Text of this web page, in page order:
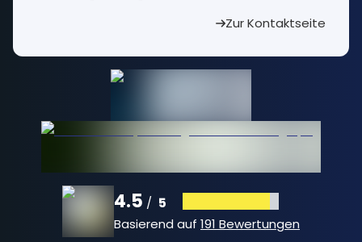
Zur Kontaktseite
4.5 / 5
Basierend auf 191 Bewertungen